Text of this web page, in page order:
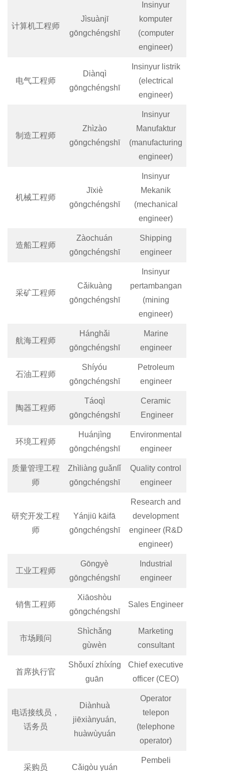
计算机工程师
Jìsuànjī
gōngchéngshī
Insinyur
komputer
(computer
engineer)
电气工程师
Diànqì
gōngchéngshī
Insinyur listrik
(electrical
engineer)
制造工程师
Zhìzào
gōngchéngshī
Insinyur
Manufaktur
(manufacturing
engineer)
机械工程师
Jīxiè
gōngchéngshī
Insinyur
Mekanik
(mechanical
engineer)
造船工程师
Zàochuán
gōngchéngshī
Shipping
engineer
采矿工程师
Cǎikuàng
gōngchéngshī
Insinyur
pertambangan
(mining
engineer)
航海工程师
Hánghǎi
gōngchéngshī
Marine
engineer
石油工程师
Shíyóu
gōngchéngshī
Petroleum
engineer
陶器工程师
Táoqì
gōngchéngshī
Ceramic
Engineer
环境工程师
Huánjìng
gōngchéngshī
Environmental
engineer
质量管理工程
师
Zhìliàng guǎnlǐ
gōngchéngshī
Quality control
engineer
研究开发工程
师
Yánjiū kāifā
gōngchéngshī
Research and
development
engineer (R&D
engineer)
工业工程师
Gōngyè
gōngchéngshī
Industrial
engineer
销售工程师
Xiāoshòu
gōngchéngshī
Sales Engineer
市场顾问
Shìchǎng
gùwèn
Marketing
consultant
首席执行官
Shǒuxí zhíxíng
guān
Chief executive
officer (CEO)
电话接线员，
话务员
Diànhuà
jiēxiànyuán,
huàwùyuán
Operator
telepon
(telephone
operator)
采购员 Cǎigòu yuán
Pembeli